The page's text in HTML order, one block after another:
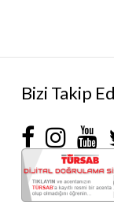
Bizi Takip